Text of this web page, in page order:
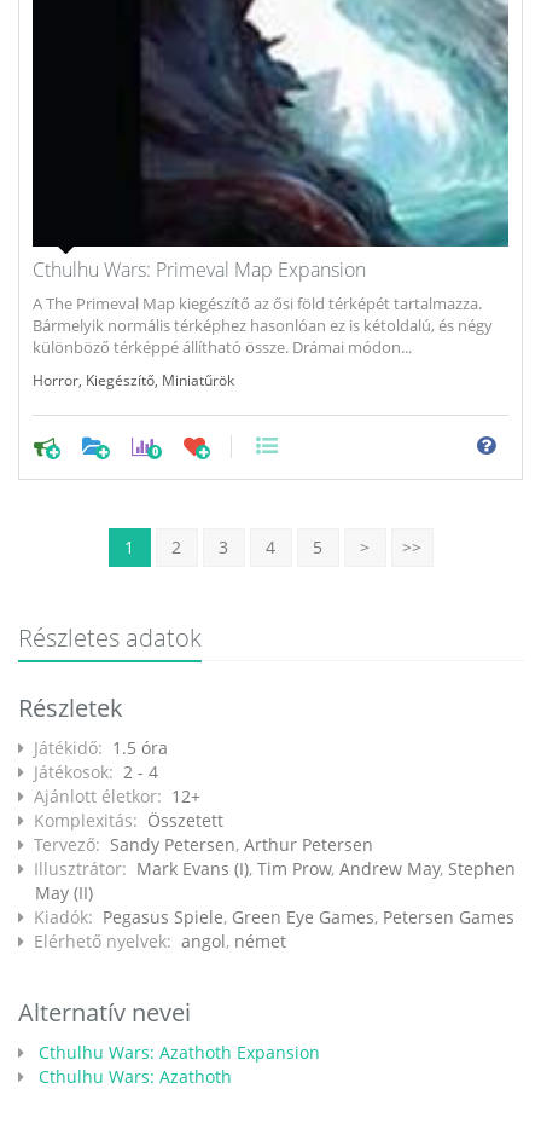
Cthulhu Wars: Primeval Map Expansion
A The Primeval Map kiegészítő az ősi föld térképét tartalmazza.
Bármelyik normális térképhez hasonlóan ez is kétoldalú, és négy
különböző térképpé állítható össze. Drámai módon...
Horror Kiegészítő Miniatűrök
0
1 2 3 4 5 > >>
Részletes adatok
Részletek
Játékidő: 1.5 óra
Játékosok: 2 - 4
Ajánlott életkor: 12+
Komplexitás: Összetett
Tervező: Sandy Petersen, Arthur Petersen
Illusztrátor: Mark Evans (I), Tim Prow, Andrew May, Stephen
May (II)
Kiadók: Pegasus Spiele, Green Eye Games, Petersen Games
Elérhető nyelvek: angol, német
Alternatív nevei
Cthulhu Wars: Azathoth Expansion
Cthulhu Wars: Azathoth